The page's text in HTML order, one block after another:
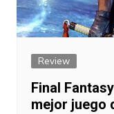
Review
Final
mejor juego